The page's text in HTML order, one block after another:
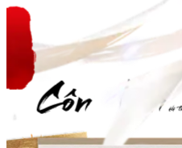
Côn LônHệ